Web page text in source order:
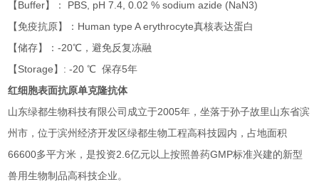
【Buffer】： PBS, pH 7.4, 0.02 % sodium azide (NaN3)
【免疫抗原】：Human type A erythrocyte真核表达蛋白
【储存】：-20℃，避免反复冻融
【Storage】: -20 ℃ 保存5年
红细胞表面抗原单克隆抗体
山东绿都生物科技有限公司成立于2005年，坐落于孙子故里山东省滨
州市，位于滨州经济开发区绿都生物工程高科技园内，占地面积
66600多平方米，是投资2.6亿元以上按照兽药GMP标准兴建的新型
兽用生物制品高科技企业。